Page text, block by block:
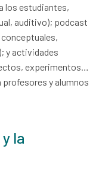
los estudiantes,
auditivo); podcast
y actividades
experimentos…
y alumnos
la